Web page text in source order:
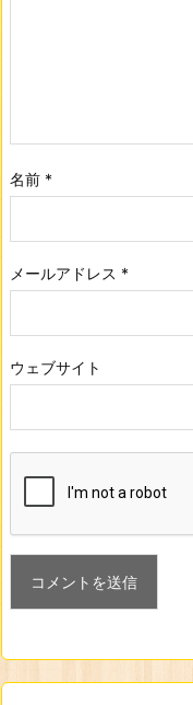
名前 *
メールアドレス *
ウェブサイト